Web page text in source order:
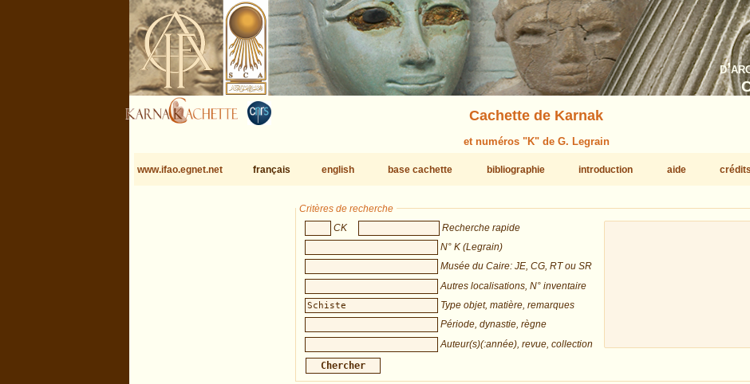
Cachette de Karnak
et numéros "K" de G. Legrain
www.ifao.egnet.net français english base cachette bibliographie introduction aide crédits
Critères de recherche
CK
Recherche rapide
N° K (Legrain)
Musée du Caire: JE, CG, RT ou SR
Autres localisations, N° inventaire
Type objet, matière, remarques
Période, dynastie, règne
Auteur(s)(:année), revue, collection